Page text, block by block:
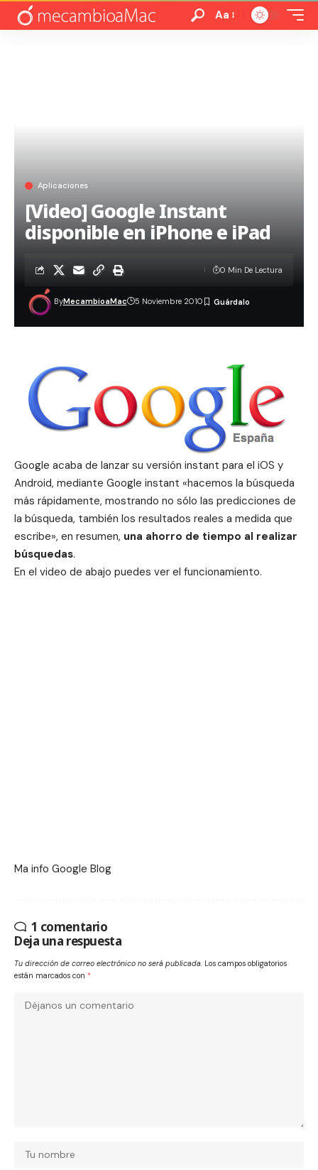
Aa
Aplicaciones
[Video] Google Instant
disponible en iPhone e iPad
ByMecambioaMac 5 Noviembre 2010
0 Min De Lectura
Google acaba de lanzar su versión instant para el iOS y
Android, mediante Google instant «hacemos la búsqueda
más rápidamente, mostrando no sólo las predicciones de
la búsqueda, también los resultados reales a medida que
escribe», en resumen, una ahorro de tiempo al realizar
búsquedas.
En el video de abajo puedes ver el funcionamiento.
Ma info Google Blog
1 comentario
Deja una respuesta
Tu dirección de correo electrónico no será publicada. Los campos obligatorios
están marcados con *